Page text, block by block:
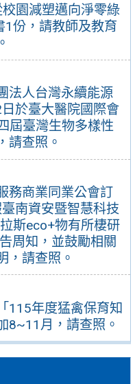
園減塑邁向淨零綠
份，請教師及教育
法人台灣永續能源
於臺大醫院國際會
屆臺灣生物多樣性
請查照。
務商業同業公會訂
南資安暨智慧科技
斯eco+物有所棲研
周知，並鼓勵相關
，請查照。
115年度猛禽保育知
8~11月，請查照。